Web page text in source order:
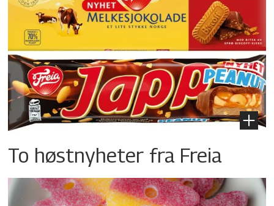
To høstnyheter fra Freia